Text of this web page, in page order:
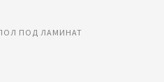
ПОД ЛАМИНАТ